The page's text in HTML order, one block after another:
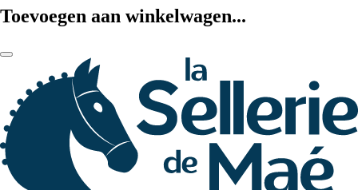
Toevoegen aan winkelwagen...